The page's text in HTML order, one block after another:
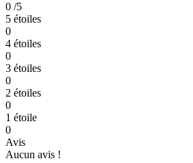
0 /5
5 étoiles
0
4 étoiles
0
3 étoiles
0
2 étoiles
0
1 étoile
0
Avis
Aucun avis !